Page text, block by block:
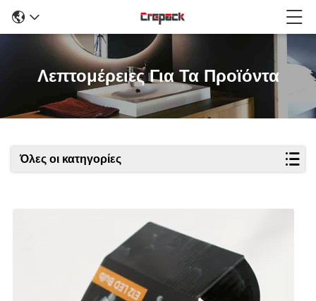
Λεπτομέρειες Για Τα Προϊόντα
Όλες οι κατηγορίες